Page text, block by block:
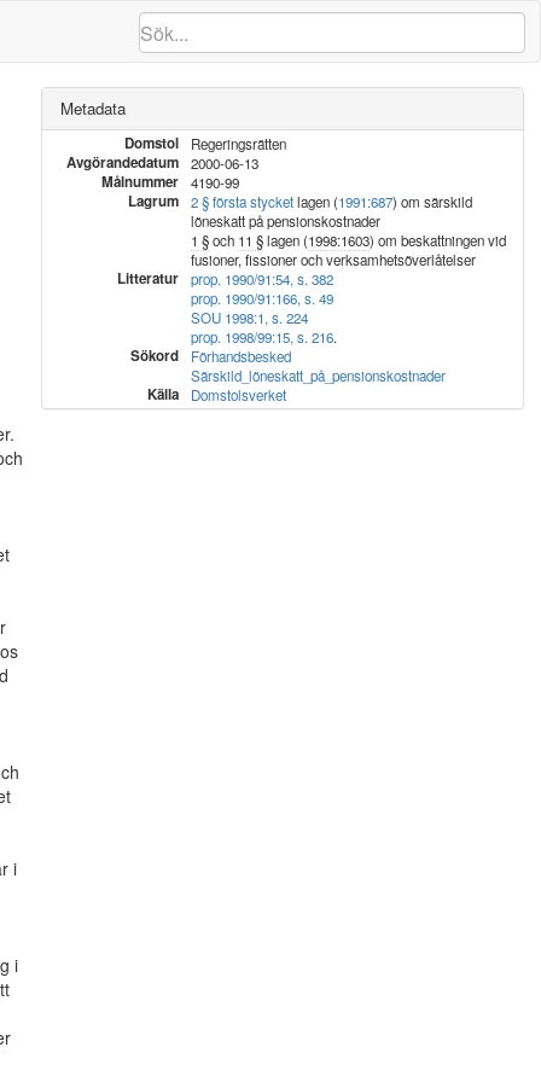
i
i
Metadata
Domstol Regeringsrätten
Avgörandedatum 2000-06-13
Målnummer 4190-99
Lagrum 2 § första stycketlagen (1991:687) om särskild
löneskatt på pensionskostnader
1 §och 11 §lagen (1998:1603) om beskattningen vid
fusioner, fissioner och verksamhetsöverlåtelser
Litteratur
prop. 1990/91:54, s. 382
prop. 1990/91:166, s. 49
SOU 1998:1, s. 224
prop. 1998/99:15, s. 216.
Sökord
Förhandsbesked
Särskild_löneskatt_på_pensionskostnader
Källa Domstolsverket